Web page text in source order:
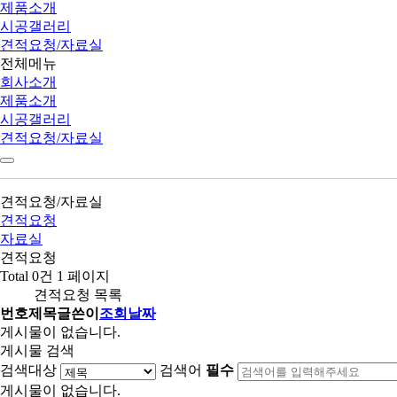
제품소개
시공갤러리
견적요청/자료실
전체메뉴
회사소개
제품소개
시공갤러리
견적요청/자료실
견적요청/자료실
견적요청
자료실
견적요청
Total 0건 1 페이지
견적요청 목록
번호제목글쓴이 조회 날짜
게시물이 없습니다.
게시물 검색
검색대상
검색어 필수
게시물이 없습니다.